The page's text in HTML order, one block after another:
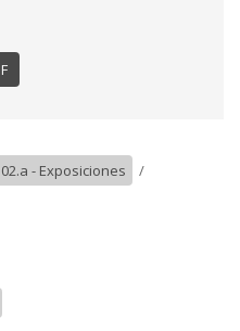
02.a - Exposiciones
/